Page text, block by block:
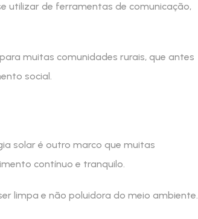
utilizar de ferramentas de comunicação,
muitas comunidades rurais, que antes
social.
solar é outro marco que muitas
contínuo e tranquilo.
limpa e não poluidora do meio ambiente.